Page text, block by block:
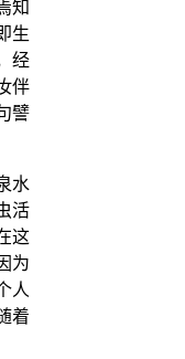
知
生
经
伴
譬
水
活
这
为
人
着